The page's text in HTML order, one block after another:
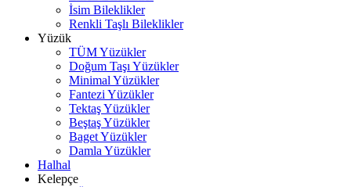
İsim Bileklikler
Renkli Taşlı Bileklikler
Yüzük
TÜM Yüzükler
Doğum Taşı Yüzükler
Minimal Yüzükler
Fantezi Yüzükler
Tektaş Yüzükler
Beştaş Yüzükler
Baget Yüzükler
Damla Yüzükler
Halhal
Kelepçe